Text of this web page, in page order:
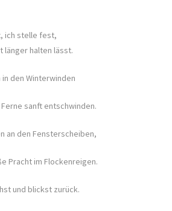
ich stelle fest,
länger halten lässt.
den Winterwinden
sanft entschwinden.
an den Fensterscheiben,
Pracht im Flockenreigen.
und blickst zurück.